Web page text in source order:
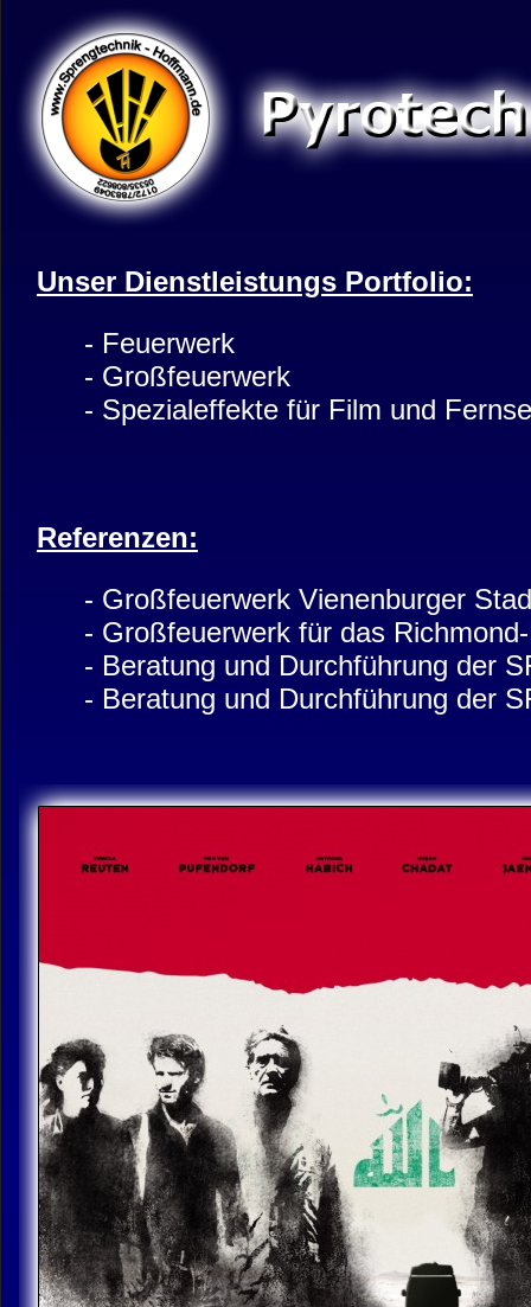
Unser Dienstleistungs Portfolio:
- Feuerwerk
- Großfeuerwerk
- Spezialeffekte für Film und
Referenzen:
- Großfeuerwerk Vienenburger
- Großfeuerwerk für das
- Beratung und Durchführung der
- Beratung und Durchführung der